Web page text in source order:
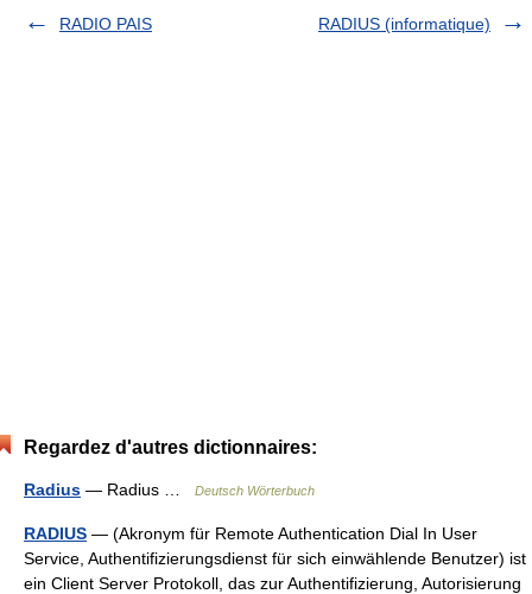
RADIO PAIS
RADIUS (informatique)
Regardez d'autres dictionnaires:
Radius — Radius … Deutsch Wörterbuch
RADIUS — (Akronym für Remote Authentication Dial In User
Service, Authentifizierungsdienst für sich einwählende Benutzer) ist
ein Client Server Protokoll, das zur Authentifizierung, Autorisierung